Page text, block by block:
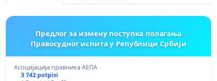
Предлог за измену поступка полагања
Правосудног испита у Републици Србији
Асоцијација правника АЕПА
3 742 potpisi